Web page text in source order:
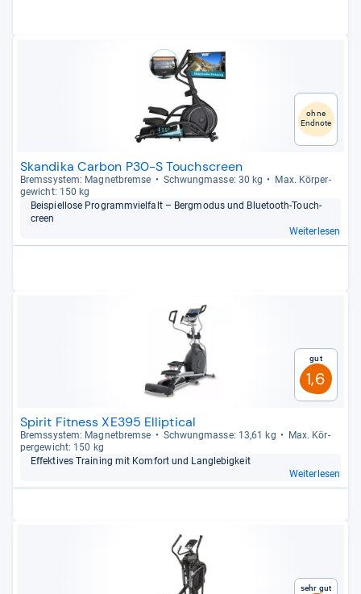
ohne
Endnote
Skandika Carbon P30-S Touchscreen
Brems­sys­tem: Magnet­bremse Schwung­masse: 30 kg
Max. Kör­per­
ge­wicht: 150 kg
Bei­spiel­lose Pro­gramm­viel­falt – Berg­mo­dus und Blue­tooth-​Touch­
creen
Weiterlesen
Gut
1,6
Spirit Fitness XE395 Elliptical
Brems­sys­tem: Magnet­bremse Schwung­masse: 13,61 kg
Max. Kör­
per­ge­wicht: 150 kg
Effek­ti­ves Trai­ning mit Kom­fort und Lang­le­big­keit
Weiterlesen
Sehr gut